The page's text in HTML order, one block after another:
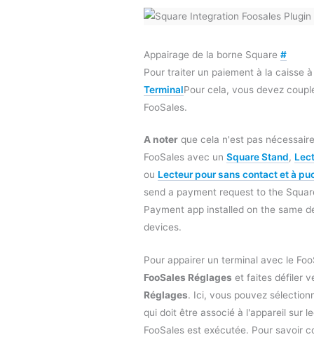
Appairage de la borne Square #
Pour traiter un paiement à la caisse
TerminalPour cela, vous devez
FooSales.
A noter que cela n'est pas
FooSales avec un Square Stand,
ou Lecteur pour sans contact et à
send a payment request to the
Payment app installed on the same
devices.
Pour appairer un terminal avec le
FooSales Réglages et faites défiler
Réglages. Ici, vous pouvez
qui doit être associé à l'appareil sur
FooSales est exécutée. Pour savoir